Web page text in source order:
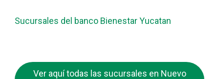
Sucursales del banco Bienestar Yucatan
Ver aquí todas las sucursales en Nuevo